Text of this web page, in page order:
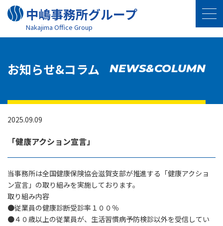
中嶋事務所グループ
Nakajima Oﬃce Group
お知らせ&コラム NEWS&COLUMN
2025.09.09
「健康アクション宣言」
当事務所は全国健康保険協会滋賀支部が推進する「健康アクショ
ン宣言」の取り組みを実施しております。
取り組み内容
●従業員の健康診断受診率１００％
●４０歳以上の従業員が、生活習慣病予防検診以外を受信してい